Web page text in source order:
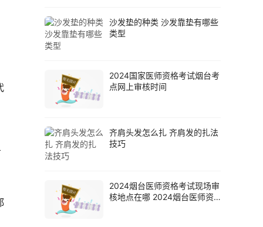
沙发垫的种类 沙发靠垫有哪些
类型
2024国家医师资格考试烟台考
点网上审核时间
齐肩头发怎么扎 齐肩发的扎法
技巧
2024烟台医师资格考试现场审
核地点在哪 2024烟台医师资